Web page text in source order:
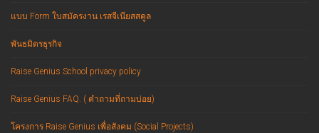
แบบ Form ใบสมัครงาน เรสจีเนียสสคูล
พันธมิตรธุรกิจ
Raise Genius School privacy policy
Raise Genius FAQ. ( คำถามที่ถามบ่อย)
โครงการ Raise Genius เพื่อสังคม (Social Projects)